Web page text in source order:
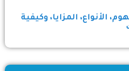
الأنواع، المزايا، وكيفية